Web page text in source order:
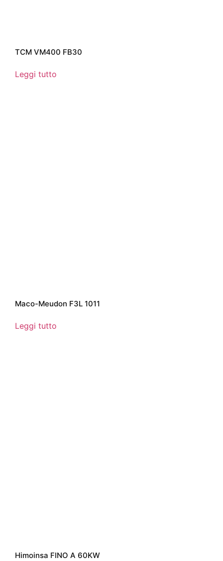
TCM VM400 FB30
Leggi tutto
Maco-Meudon F3L 1011
Leggi tutto
Himoinsa FINO A 60KW